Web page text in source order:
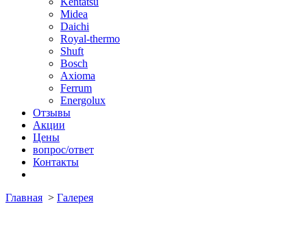
Midea
Daichi
Royal-thermo
Shuft
Bosch
Axioma
Ferrum
Energolux
Отзывы
Акции
Цены
вопрос/ответ
Контакты
Главная > Галерея